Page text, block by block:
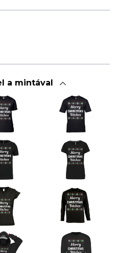
a mintával